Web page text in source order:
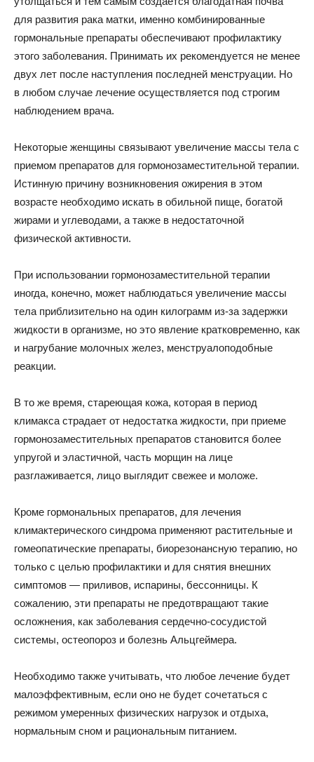
для развития рака матки, именно комбинированные
гормональные препараты обеспечивают профилактику
этого заболевания. Принимать их рекомендуется не менее
двух лет после наступления последней менструации. Но
в любом случае лечение осуществляется под строгим
наблюдением врача.
Некоторые женщины связывают увеличение массы тела с
приемом препаратов для гормонозаместительной терапии.
Истинную причину возникновения ожирения в этом
возрасте необходимо искать в обильной пище, богатой
жирами и углеводами, а также в недостаточной
физической активности.
При использовании гормонозаместительной терапии
иногда, конечно, может наблюдаться увеличение массы
тела приблизительно на один килограмм из-за задержки
жидкости в организме, но это явление кратковременно, как
и нагрубание молочных желез, менструалоподобные
реакции.
В то же время, стареющая кожа, которая в период
климакса страдает от недостатка жидкости, при приеме
гормонозаместительных препаратов становится более
упругой и эластичной, часть морщин на лице
разглаживается, лицо выглядит свежее и моложе.
Кроме гормональных препаратов, для лечения
климактерического синдрома применяют растительные и
гомеопатические препараты, биорезонансную терапию, но
только с целью профилактики и для снятия внешних
симптомов — приливов, испарины, бессонницы. К
сожалению, эти препараты не предотвращают такие
осложнения, как заболевания сердечно-сосудистой
системы, остеопороз и болезнь Альцгеймера.
Необходимо также учитывать, что любое лечение будет
малоэффективным, если оно не будет сочетаться с
режимом умеренных физических нагрузок и отдыха,
нормальным сном и рациональным питанием.